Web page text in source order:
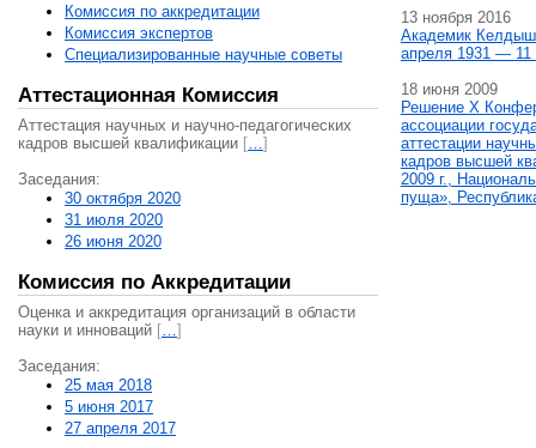
Комиссия по аккредитации
Комиссия экспертов
Специализированные научные советы
Аттестационная Комиссия
Аттестация научных и научно-педагогических
кадров высшей квалификации […]
Заседания:
30 октября 2020
31 июля 2020
26 июня 2020
Комиссия по Аккредитации
Оценка и аккредитация организаций в области
науки и инноваций […]
Заседания:
25 мая 2018
5 июня 2017
27 апреля 2017
13 ноября 2016
Академик
апреля 1931 — 11
18 июня 2009
Решение X
ассоциации
аттестации
кадров высшей
2009 г.,
пуща»,